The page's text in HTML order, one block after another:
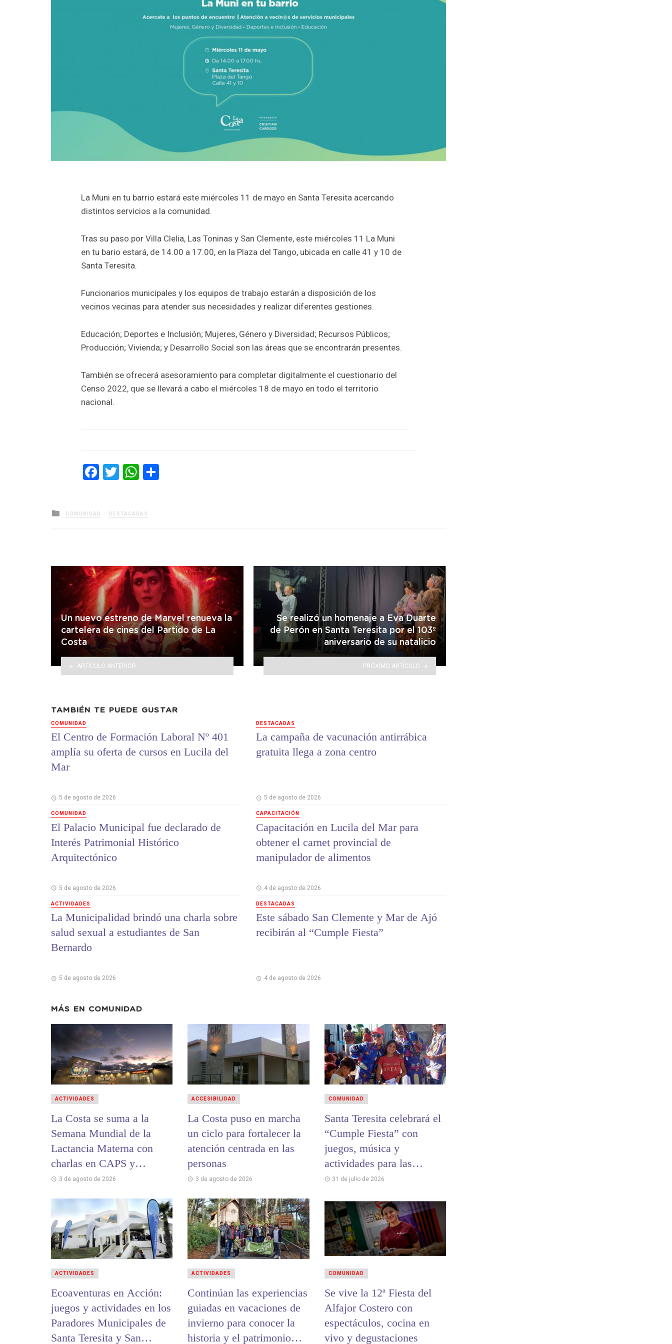
La Muni en tu barrio estará este miércoles 11 de mayo en Santa Teresita acercando
distintos servicios a la comunidad.
Tras su paso por Villa Clelia, Las Toninas y San Clemente, este miércoles 11 La Muni
en tu bario estará, de 14.00 a 17.00, en la Plaza del Tango, ubicada en calle 41 y 10 de
Santa Teresita.
Funcionarios municipales y los equipos de trabajo estarán a disposición de los
vecinos vecinas para atender sus necesidades y realizar diferentes gestiones.
Educación; Deportes e Inclusión; Mujeres, Género y Diversidad; Recursos Públicos;
Producción; Vivienda; y Desarrollo Social son las áreas que se encontrarán presentes.
También se ofrecerá asesoramiento para completar digitalmente el cuestionario del
Censo 2022, que se llevará a cabo el miércoles 18 de mayo en todo el territorio
nacional.
Facebook
TwitterWhatsApp
Posted
in
COMUNIDAD DESTACADAS
Un nuevo estreno de Marvel renueva la
cartelera de cines del Partido de La
Costa
ARTÍCULO ANTERIOR
Se realizó un homenaje a Eva Duarte
de Perón en Santa Teresita por el 103º
aniversario de su natalicio
PRÓXIMO ARTÍCULO
TAMBIÉN TE PUEDE GUSTAR
COMUNIDAD
El Centro de Formación Laboral Nº 401
amplía su oferta de cursos en Lucila del
Mar
5 de agosto de 2026
COMUNIDAD
El Palacio Municipal fue declarado de
Interés Patrimonial Histórico
Arquitectónico
5 de agosto de 2026
ACTIVIDADES
La Municipalidad brindó una charla sobre
salud sexual a estudiantes de San
Bernardo
5 de agosto de 2026
DESTACADAS
La campaña de vacunación antirrábica
gratuita llega a zona centro
5 de agosto de 2026
CAPACITACIÓN
Capacitación en Lucila del Mar para
obtener el carnet provincial de
manipulador de alimentos
4 de agosto de 2026
DESTACADAS
Este sábado San Clemente y Mar de Ajó
recibirán al “Cumple Fiesta”
4 de agosto de 2026
MÁS EN COMUNIDAD
La Costa se suma a la
Semana Mundial de la
Lactancia Materna con
charlas en CAPS y
hospitales
3 de agosto de 2026
ACTIVIDADES
La Costa puso en marcha
un ciclo para fortalecer la
atención centrada en las
personas
3 de agosto de 2026
ACCESIBILIDAD
Santa Teresita celebrará el
“Cumple Fiesta” con
juegos, música y
actividades para las
infancias
31 de julio de 2026
COMUNIDAD
Ecoaventuras en Acción:
juegos y actividades en los
Paradores Municipales de
Santa Teresita y San
ACTIVIDADES
Continúan las experiencias
guiadas en vacaciones de
invierno para conocer la
historia y el patrimonio
ACTIVIDADES
Se vive la 12ª Fiesta del
Alfajor Costero con
espectáculos, cocina en
vivo y degustaciones
COMUNIDAD